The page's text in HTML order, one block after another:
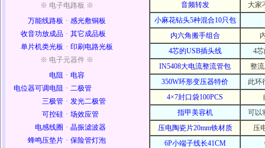
※ 电子电路板 ※
万能线路板 · 感光敷铜板
收音功放成品 · 其它成品板
单片机类光板 · 印刷电路光板
※ 电子元器件 ※
电阻 · 电容
电位器可调电阻 · 二极管
三极管 · 发光二极管
可控硅 · 场效应管
电感线圈 · 晶振滤波器
蜂鸣压垫片 · 保险管灯泡
音频转发
大家
小麻花钻头5种混合10只包
内六角搬手组合
4芯的USB插头线
4
IN5408大电流整流管包
整
350W环形变压器特价
此环
4×7封口袋100PCS
指甲美容机
可以
压电陶瓷片20mm铁材质
压
6P小端子线长41CM